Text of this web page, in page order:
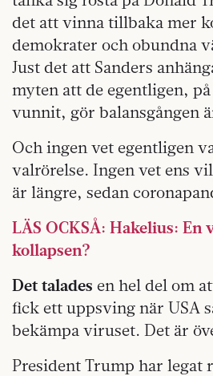
det att vinna tillbaka mer
demokrater och obundna
Just det att Sanders
myten att de egentligen,
vunnit, gör balansgången
Och ingen vet egentligen
valrörelse. Ingen vet ens
är längre, sedan
LÄS OCKSÅ: Hakelius: En
kollapsen?
Det talades en hel del om
fick ett uppsving när USA
bekämpa viruset. Det är
President Trump har legat